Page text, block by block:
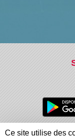
Charte
Ce site utilise des